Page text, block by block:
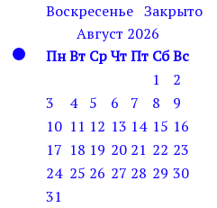
Воскресенье Закрыто
Август 2026
ПнВт СрЧтПт СбВс
1
2
3
4 5 6 7 8
9
10 11 12 13 14 15 16
17 18 19 20 21 22 23
24 25 26 27 28 29 30
31